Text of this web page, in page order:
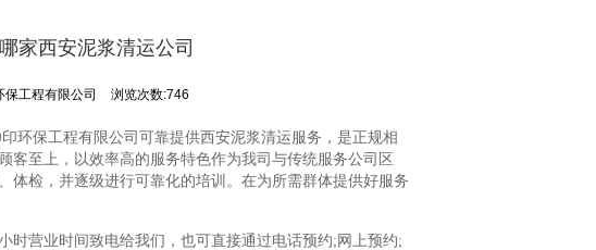
家西安泥浆清运公司
保工程有限公司 浏览次数:746
环保工程有限公司可靠提供西安泥浆清运服务，是正规相
客至上，以效率高的服务特色作为我司与传统服务公司区
体检，并逐级进行可靠化的培训。在为所需群体提供好服务
时营业时间致电给我们，也可直接通过电话预约;网上预约;